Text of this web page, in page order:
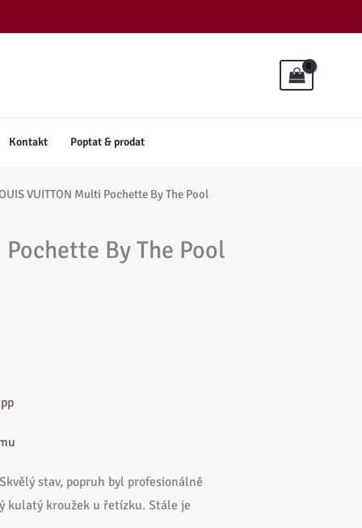
Kontakt Poptat & prodat
VUITTON Multi Pochette By The Pool
By The Pool
stav, popruh byl profesionálně
kulatý kroužek u řetízku. Stále je